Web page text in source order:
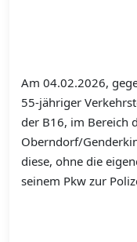
Am 04.02.2026,
55‑jähriger
der B16, im Bereich
Oberndorf/
diese, ohne die
seinem Pkw zur